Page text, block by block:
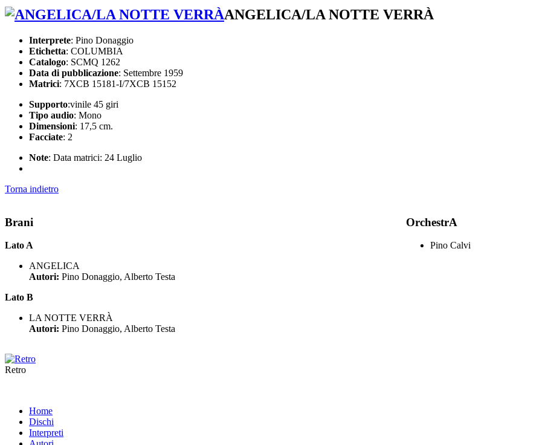
ANGELICA/LA NOTTE VERRÀ
Interprete: Pino Donaggio
Etichetta: COLUMBIA
Catalogo: SCMQ 1262
Data di pubblicazione: Settembre 1959
Matrici: 7XCB 15181-I/7XCB 15152
Supporto:vinile 45 giri
Tipo audio: Mono
Dimensioni: 17,5 cm.
Facciate: 2
Note: Data matrici: 24 Luglio
Torna indietro
Brani
Lato A
ANGELICA
Autori: Pino Donaggio, Alberto Testa
Lato B
LA NOTTE VERRÀ
Autori: Pino Donaggio, Alberto Testa
OrchestrA
Pino Calvi
Retro
Home
Dischi
Interpreti